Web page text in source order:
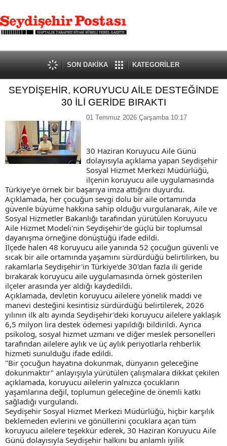
SON DAKİKA KATEGORİLER
SEYDİŞEHİR, KORUYUCU AİLE DESTEĞİNDE
30 İLİ GERİDE BIRAKTI
01 Temmuz 2026 Çarşamba 10:17
30 Haziran Koruyucu Aile Günü
dolayısıyla açıklama yapan Seydişehir
Sosyal Hizmet Merkezi Müdürlüğü,
ilçenin koruyucu aile uygulamasında
Türkiye'ye örnek bir başarıya imza attığını duyurdu.
Açıklamada, her çocuğun sevgi dolu bir aile ortamında
güvenle büyüme hakkına sahip olduğu vurgulanarak, Aile ve
Sosyal Hizmetler Bakanlığı tarafından yürütülen Koruyucu
Aile Hizmet Modeli'nin Seydişehir'de güçlü bir toplumsal
dayanışma örneğine dönüştüğü ifade edildi.
İlçede halen 48 koruyucu aile yanında 52 çocuğun güvenli ve
sıcak bir aile ortamında yaşamını sürdürdüğü belirtilirken, bu
rakamlarla Seydişehir'in Türkiye'de 30'dan fazla ili geride
bırakarak koruyucu aile uygulamasında örnek gösterilen
ilçeler arasında yer aldığı kaydedildi.
Açıklamada, devletin koruyucu ailelere yönelik maddi ve
manevi desteğini kesintisiz sürdürdüğü belirtilerek, 2026
yılının ilk altı ayında Seydişehir'deki koruyucu ailelere yaklaşık
6,5 milyon lira destek ödemesi yapıldığı bildirildi. Ayrıca
psikolog, sosyal hizmet uzmanı ve diğer meslek personelleri
tarafından ailelere aylık ve üç aylık periyotlarla rehberlik
hizmeti sunulduğu ifade edildi.
"Bir çocuğun hayatına dokunmak, dünyanın geleceğine
dokunmaktır" anlayışıyla yürütülen çalışmalara dikkat çekilen
açıklamada, koruyucu ailelerin yalnızca çocukların
yaşamlarına değil, toplumun geleceğine de önemli katkı
sağladığı vurgulandı.
Seydişehir Sosyal Hizmet Merkezi Müdürlüğü, hiçbir karşılık
beklemeden evlerini ve gönüllerini çocuklara açan tüm
koruyucu ailelere teşekkür ederek, 30 Haziran Koruyucu Aile
Günü dolayısıyla Seydişehir halkını bu anlamlı iyilik